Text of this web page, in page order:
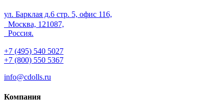
ул. Барклая д.6 стр. 5, офис 116,
Москва, 121087,
Россия.
+7 (495) 540 5027
+7 (800) 550 5367
info@cdolls.ru
Компания